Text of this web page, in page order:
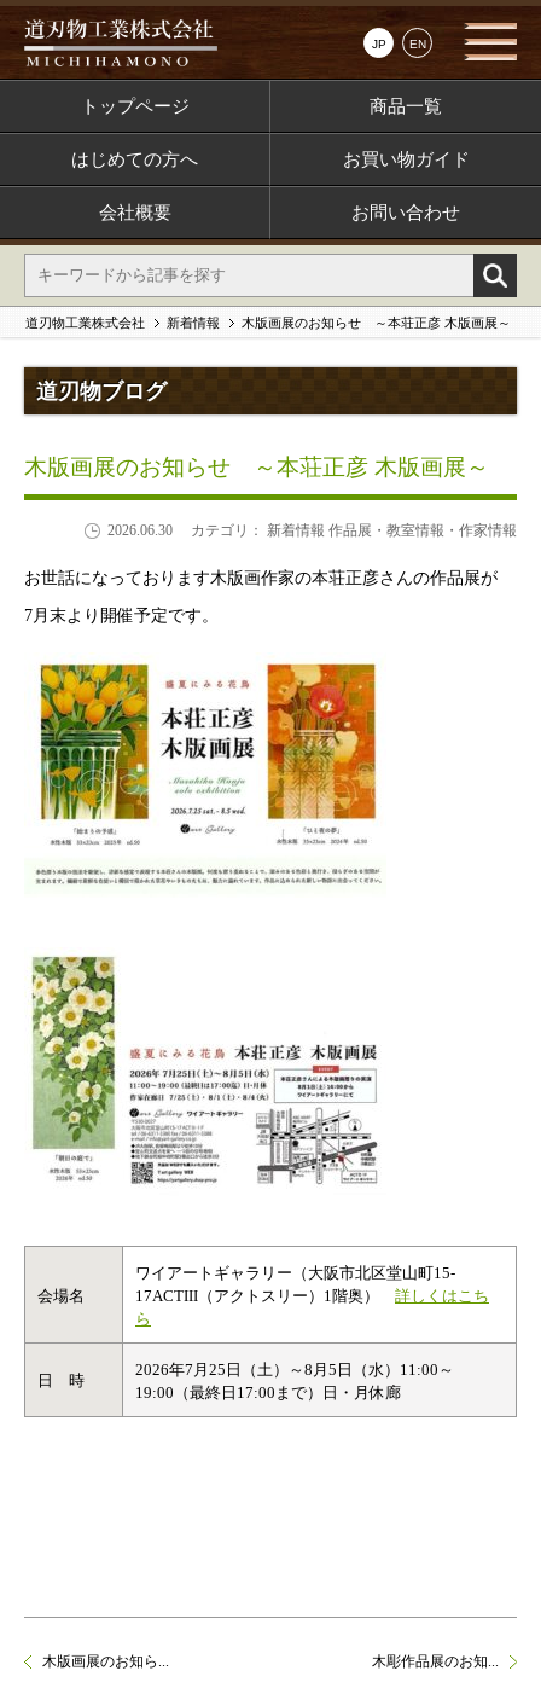
JP EN
トップページ 商品一覧
はじめての方へ お買い物ガイド
会社概要 お問い合わせ
道刃物工業株式会社 新着情報 木版画展のお知らせ ～本荘正彦 木版画展～
道刃物ブログ
木版画展のお知らせ ～本荘正彦 木版画展～
2026.06.30 カテゴリ： 新着情報 作品展・教室情報・作家情報
お世話になっております木版画作家の本荘正彦さんの作品展が
7月末より開催予定です。
会場名
ワイアートギャラリー（大阪市北区堂山町15-
17ACTIII（アクトスリー）1階奥） 詳しくはこち
ら
日 時
2026年7月25日（土）～8月5日（水）11:00～
19:00（最終日17:00まで）日・月休廊
木版画展のお知ら... 木彫作品展のお知...